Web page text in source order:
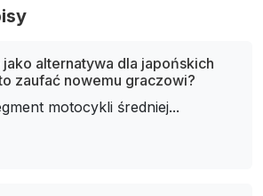
alternatywa dla japońskich
zaufać nowemu graczowi?
motocykli średniej...